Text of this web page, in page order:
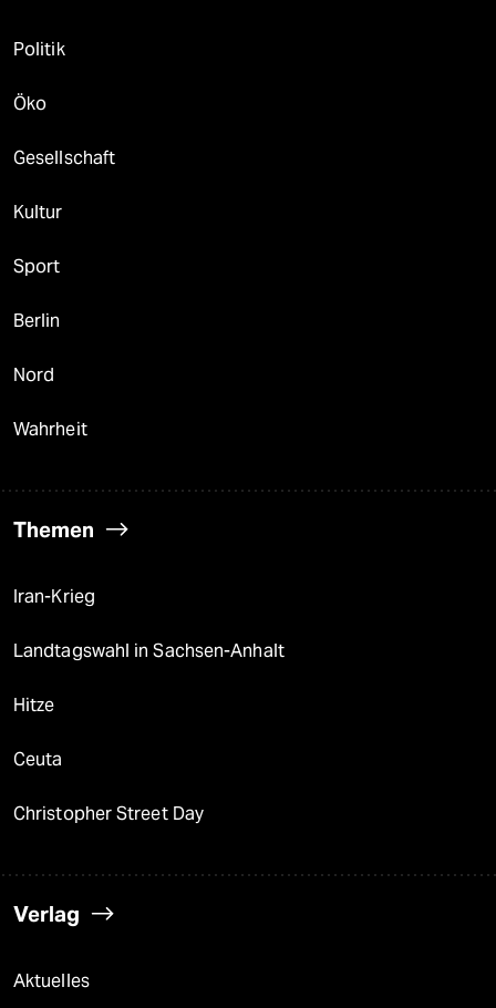
Politik
Öko
Gesellschaft
Kultur
Sport
Berlin
Nord
Wahrheit
Themen
Iran-Krieg
Landtagswahl in Sachsen-Anhalt
Hitze
Ceuta
Christopher Street Day
Verlag
Aktuelles